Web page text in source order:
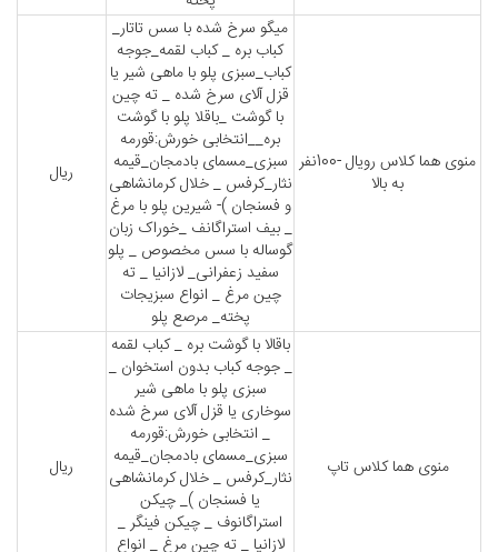
منوی هما کلاس رویال -100نفر
به بالا
میگو سرخ شده با سس تاتار_
کباب بره _ کباب لقمه_جوجه
کباب_سبزی پلو با ماهی شیر یا
قزل آلای سرخ شده _ ته چین
با گوشت _باقلا پلو با گوشت
بره__انتخابی خورش:قورمه
سبزی_مسمای بادمجان_قیمه
نثار_کرفس _ خلال کرمانشاهی
و فسنجان )- شیرین پلو با مرغ
_ بیف استراگانف _خوراک زبان
گوساله با سس مخصوص _ پلو
سفید زعفرانی_ لازانیا _ ته
چین مرغ _ انواع سبزیجات
پخته_ مرصع پلو
ریال
منوی هما کلاس تاپ
باقالا با گوشت بره _ کباب لقمه
_ جوجه کباب بدون استخوان _
سبزی پلو با ماهی شیر
سوخاری یا قزل آلای سرخ شده
_ انتخابی خورش:قورمه
سبزی_مسمای بادمجان_قیمه
نثار_کرفس _ خلال کرمانشاهی
یا فسنجان )_ چیکن
استراگانوف _ چیکن فینگر _
لازانیا _ ته چین مرغ _ انواع
ریال